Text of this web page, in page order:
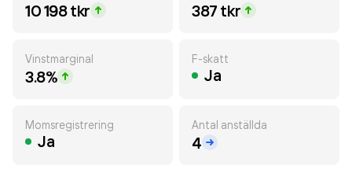
10 198 tkr 387 tkr
Vinstmarginal
3.8%
F-skatt
Ja
Momsregistrering
Ja
Antal anställda
4